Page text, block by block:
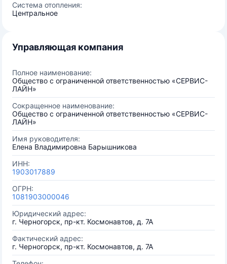
Система отопления:
Центральное
Управляющая компания
Полное наименование:
Общество с ограниченной ответственностью «СЕРВИС-
ЛАЙН»
Сокращенное наименование:
Общество с ограниченной ответственностью «СЕРВИС-
ЛАЙН»
Имя руководителя:
Елена Владимировна Барышникова
ИНН:
1903017889
ОГРН:
1081903000046
Юридический адрес:
г. Черногорск, пр-кт. Космонавтов, д. 7А
Фактический адрес:
г. Черногорск, пр-кт. Космонавтов, д. 7А